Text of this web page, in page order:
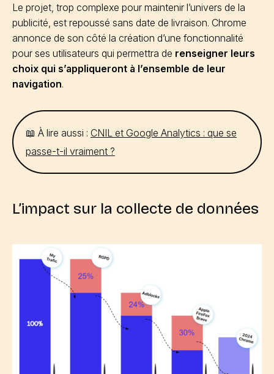
Le projet, trop complexe pour maintenir l’univers de la
publicité, est repoussé sans date de livraison. Chrome
annonce de son côté la création d’une fonctionnalité
pour ses utilisateurs qui permettra de renseigner leurs
choix qui s’appliqueront à l’ensemble de leur
navigation.
📖 À lire aussi : CNIL et Google Analytics : que se
passe-t-il vraiment ?
L’impact sur la collecte de données